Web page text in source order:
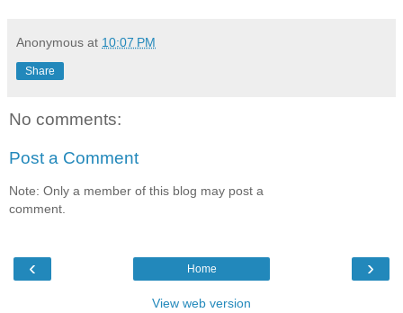
Anonymous at 10:07 PM
Share
No comments:
Post a Comment
Note: Only a member of this blog may post a
comment.
‹ ›
Home
View web version